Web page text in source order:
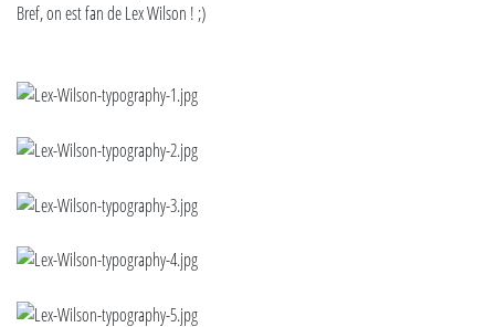
Bref, on est fan de Lex Wilson ! ;)